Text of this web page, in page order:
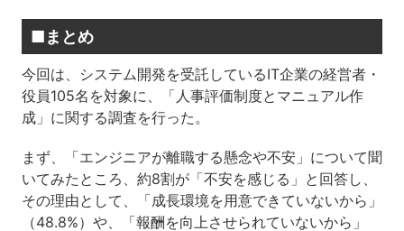
■まとめ
今回は、システム開発を受託しているIT企業の経営者・
役員105名を対象に、「人事評価制度とマニュアル作
成」に関する調査を行った。
まず、「エンジニアが離職する懸念や不安」について聞
いてみたところ、約8割が「不安を感じる」と回答し、
その理由として、「成長環境を用意できていないから」
（48.8%）や、「報酬を向上させられていないから」